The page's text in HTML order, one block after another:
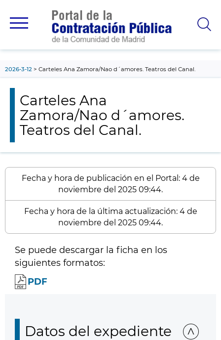
principal
2026-3-12 Carteles Ana Zamora/Nao d´amores. Teatros del Canal.
Carteles Ana
Zamora/Nao d´amores.
Teatros del Canal.
Fecha y hora de publicación en el Portal: 4 de
noviembre del 2025 09:44.
Fecha y hora de la última actualización: 4 de
noviembre del 2025 09:44.
Se puede descargar la ficha en los
siguientes formatos:
PDF
Datos del expediente